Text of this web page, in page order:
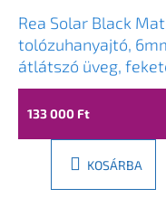
Rea Solar Black
tolózuhanyajtó,
átlátszó üveg,
matt profil, 100 x
cm, REA-K6512
133 000 Ft
KOSÁRBA